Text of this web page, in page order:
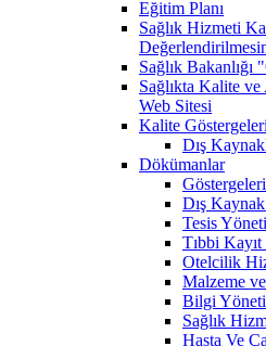
Eğitim Planı
Sağlık Hizmeti
Sağlık
Sağlıkta Kalite
Web Sitesi
Kalite Göstergeleri
Dış
Dökümanlar
Dış
Tesis
Tıbbi
Otelcilik
Malzeme
Bilgi
Sağlık
Hasta Ve